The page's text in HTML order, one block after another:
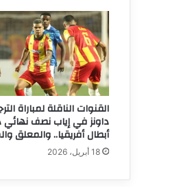
القنوات الناقلة لمباراة
داونز في إياب نصف
أبطال أفريقيا.. والمعلق
18 أبريل، 2026